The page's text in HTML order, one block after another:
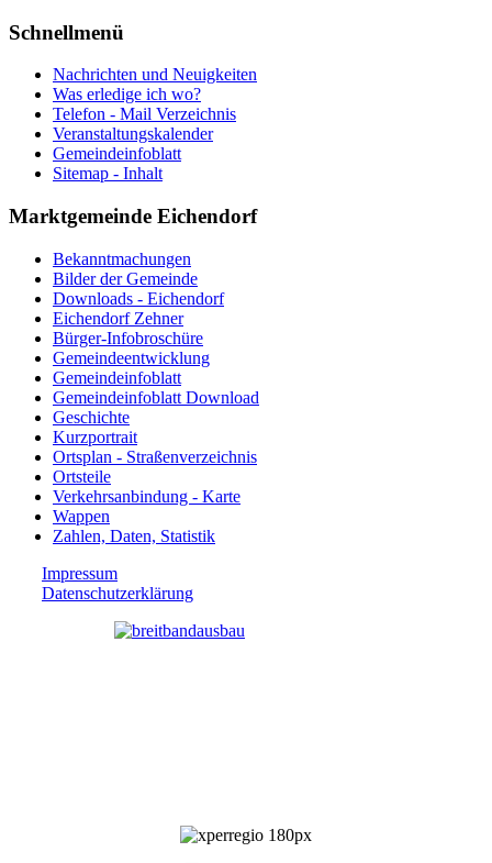
Schnellmenü
Nachrichten und Neuigkeiten
Was erledige ich wo?
Telefon - Mail Verzeichnis
Veranstaltungskalender
Gemeindeinfoblatt
Sitemap - Inhalt
Marktgemeinde Eichendorf
Bekanntmachungen
Bilder der Gemeinde
Downloads - Eichendorf
Eichendorf Zehner
Bürger-Infobroschüre
Gemeindeentwicklung
Gemeindeinfoblatt
Gemeindeinfoblatt Download
Geschichte
Kurzportrait
Ortsplan - Straßenverzeichnis
Ortsteile
Verkehrsanbindung - Karte
Wappen
Zahlen, Daten, Statistik
Impressum
Datenschutzerklärung